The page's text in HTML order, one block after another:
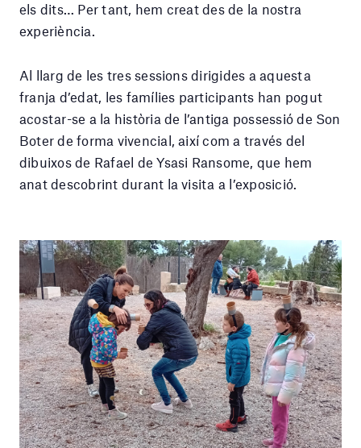
els dits… Per tant, hem creat des de la nostra
experiència.
Al llarg de les tres sessions dirigides a aquesta
franja d’edat, les famílies participants han pogut
acostar-se a la història de l’antiga possessió de Son
Boter de forma vivencial, així com a través del
dibuixos de Rafael de Ysasi Ransome, que hem
anat descobrint durant la visita a l’exposició.